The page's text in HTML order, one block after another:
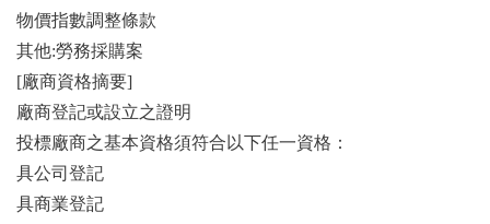
物價指數調整條款
其他:勞務採購案
[廠商資格摘要]
廠商登記或設立之證明
投標廠商之基本資格須符合以下任一資格：
具公司登記
具商業登記